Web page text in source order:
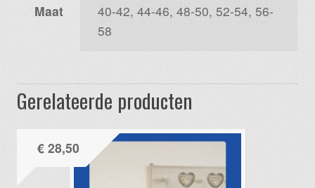
Maat
40-42, 44-46, 48-50, 52-54, 56-
58
Gerelateerde producten
€28,50